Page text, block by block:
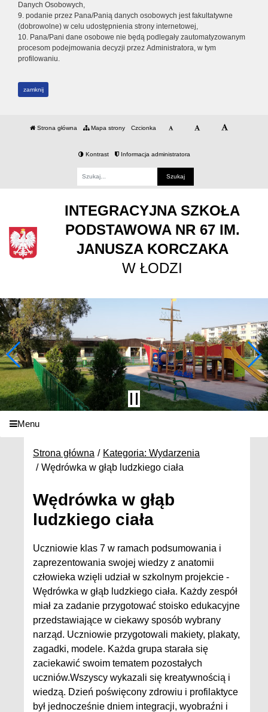
Danych Osobowych,
9. podanie przez Pana/Panią danych osobowych jest fakultatywne
(dobrowolne) w celu udostępnienia strony internetowej,
10. Pana/Pani dane osobowe nie będą podlegały zautomatyzowanym
procesom podejmowania decyzji przez Administratora, w tym
profilowaniu.
zamknij
Strona główna Mapa strony Czcionka
Kontrast Informacja administratora
INTEGRACYJNA SZKOŁA
PODSTAWOWA NR 67 IM.
JANUSZA KORCZAKA
W ŁODZI
Menu
Strona główna
Kategoria: Wydarzenia
Wędrówka w głąb ludzkiego ciała
Wędrówka w głąb
ludzkiego ciała
Uczniowie klas 7 w ramach podsumowania i
zaprezentowania swojej wiedzy z anatomii
człowieka wzięli udział w szkolnym projekcie -
Wędrówka w głąb ludzkiego ciała. Każdy zespół
miał za zadanie przygotować stoisko edukacyjne
przedstawiające w ciekawy sposób wybrany
narząd. Uczniowie przygotowali makiety, plakaty,
zagadki, modele. Każda grupa starała się
zaciekawić swoim tematem pozostałych
uczniów.Wszyscy wykazali się kreatywnością i
wiedzą. Dzień poświęcony zdrowiu i profilaktyce
był jednocześnie dniem integracji, wyobraźni i